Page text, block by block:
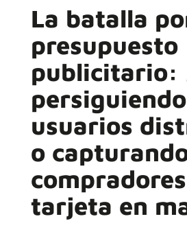
La batalla
presupuesto
publicitario:
persiguiendo
usuarios
o
tarjeta en